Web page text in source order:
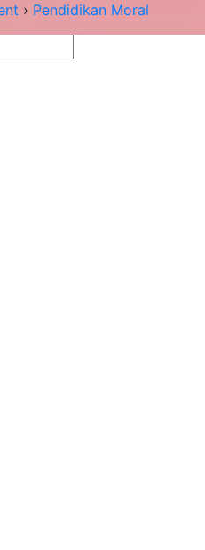
› Pendidikan Moral